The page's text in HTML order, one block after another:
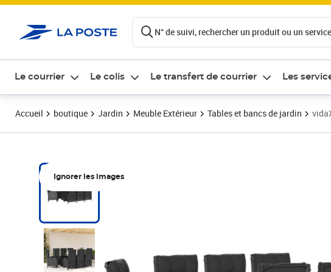
N° de suivi, rechercher un produit ou un
Le courrier Le colis Le transfert de courrier Les
Accueil boutique Jardin Meuble Extérieur Tables et bancs de jardin
Ignorer les images